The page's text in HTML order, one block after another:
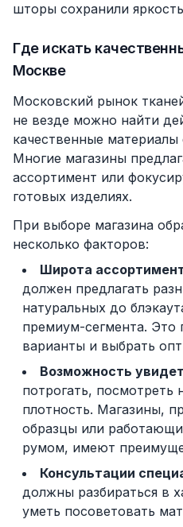
шторы сохранили
Где искать
Москве
Московский рынок
не везде можно найти
качественные
Многие магазины
ассортимент или
готовых изделиях.
При выборе магазина
несколько факторов:
Широта
должен предлагать
натуральных до
премиум-сегмента. Это
варианты и выбрать
Возможность
потрогать, посмотреть
плотность. Магазины,
образцы или
румом, имеют
Консультации
должны разбираться в
уметь посоветовать